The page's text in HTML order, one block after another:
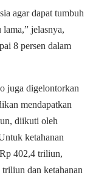
agar dapat tumbuh
jelasnya,
8 persen dalam
juga digelontorkan
mendapatkan
diikuti oleh
ketahanan
402,4 triliun,
triliun dan ketahanan